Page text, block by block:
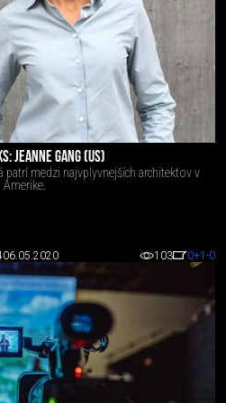
JEANNE GANG (US)
patrí medzi najvplyvnejších architektov v
Amerike.
06.05.2020 103 0+1 -0